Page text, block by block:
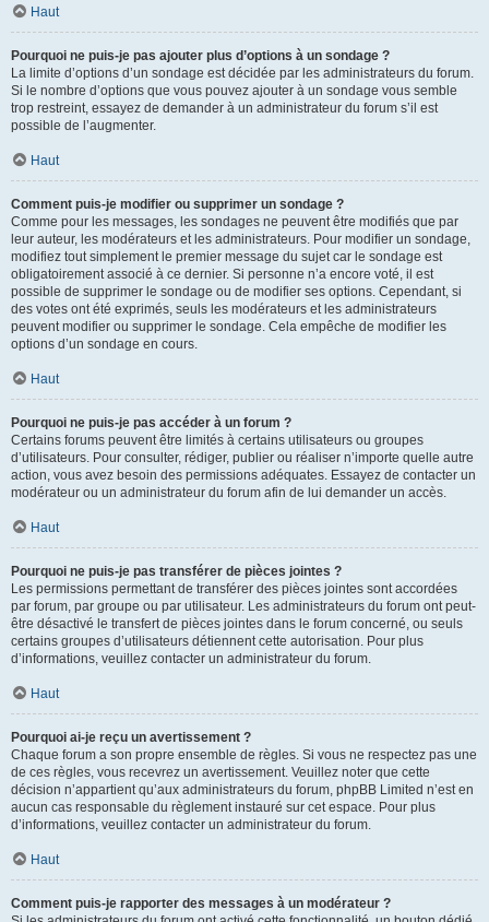
Haut
Pourquoi ne puis-je pas ajouter plus d’options à un sondage ?
La limite d’options d’un sondage est décidée par les administrateurs du forum.
Si le nombre d’options que vous pouvez ajouter à un sondage vous semble
trop restreint, essayez de demander à un administrateur du forum s’il est
possible de l’augmenter.
Haut
Comment puis-je modifier ou supprimer un sondage ?
Comme pour les messages, les sondages ne peuvent être modifiés que par
leur auteur, les modérateurs et les administrateurs. Pour modifier un sondage,
modifiez tout simplement le premier message du sujet car le sondage est
obligatoirement associé à ce dernier. Si personne n’a encore voté, il est
possible de supprimer le sondage ou de modifier ses options. Cependant, si
des votes ont été exprimés, seuls les modérateurs et les administrateurs
peuvent modifier ou supprimer le sondage. Cela empêche de modifier les
options d’un sondage en cours.
Haut
Pourquoi ne puis-je pas accéder à un forum ?
Certains forums peuvent être limités à certains utilisateurs ou groupes
d’utilisateurs. Pour consulter, rédiger, publier ou réaliser n’importe quelle autre
action, vous avez besoin des permissions adéquates. Essayez de contacter un
modérateur ou un administrateur du forum afin de lui demander un accès.
Haut
Pourquoi ne puis-je pas transférer de pièces jointes ?
Les permissions permettant de transférer des pièces jointes sont accordées
par forum, par groupe ou par utilisateur. Les administrateurs du forum ont peut-
être désactivé le transfert de pièces jointes dans le forum concerné, ou seuls
certains groupes d’utilisateurs détiennent cette autorisation. Pour plus
d’informations, veuillez contacter un administrateur du forum.
Haut
Pourquoi ai-je reçu un avertissement ?
Chaque forum a son propre ensemble de règles. Si vous ne respectez pas une
de ces règles, vous recevrez un avertissement. Veuillez noter que cette
décision n’appartient qu’aux administrateurs du forum, phpBB Limited n’est en
aucun cas responsable du règlement instauré sur cet espace. Pour plus
d’informations, veuillez contacter un administrateur du forum.
Haut
Comment puis-je rapporter des messages à un modérateur ?